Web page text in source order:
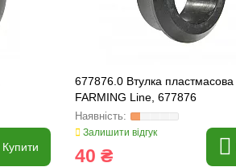
Купити
677876.0 Втулка пластмасова
FARMING Line, 677876
Залишити відгук
40 ₴